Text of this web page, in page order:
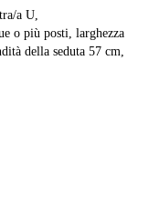
a U,
o più posti, larghezza
della seduta 57 cm,